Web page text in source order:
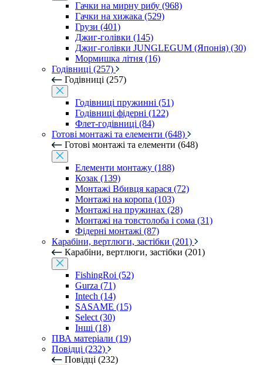
Гачки на мирну рибу (968)
Гачки на хижака (529)
Грузи (401)
Джиг-голівки (145)
Джиг-голівки JUNGLEGUM (Японія) (30)
Мормишка літня (16)
Годівниці (257)
Годівниці (257)
Годівниці пружинні (51)
Годівниці фідерні (122)
Флет-годівниці (84)
Готові монтажі та елементи (648)
Готові монтажі та елементи (648)
Елементи монтажу (188)
Козак (139)
Монтажі Вбивця карася (72)
Монтажі на коропа (103)
Монтажі на пружинах (28)
Монтажі на товстолоба і сома (31)
Фідерні монтажі (87)
Карабіни, вертлюги, застібки (201)
Карабіни, вертлюги, застібки (201)
FishingRoi (52)
Gurza (71)
Intech (14)
SASAME (15)
Select (30)
Інші (18)
ПВА матеріали (19)
Повідці (232)
Повідці (232)